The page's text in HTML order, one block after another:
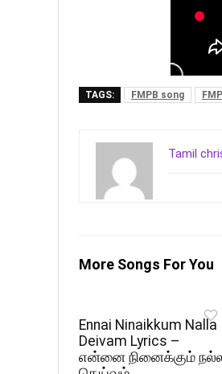
TAGS: FMPB song
Tamil
More Songs For You
Ennai Ninaikkum Nalla
Deivam Lyrics –
என்னை நினைக்கும்